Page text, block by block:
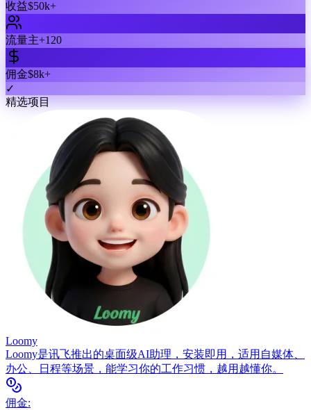
收益$50k+
流量主+120
佣金$8k+
✓
精选项目
Loomy
Loomy是讯飞推出的桌面级AI助理，安装即用，适用自媒体、
办公、日程等场景，能学习你的工作习惯，越用越懂你。
佣金: